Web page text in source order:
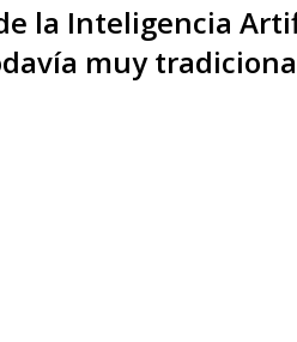
la Inteligencia
muy